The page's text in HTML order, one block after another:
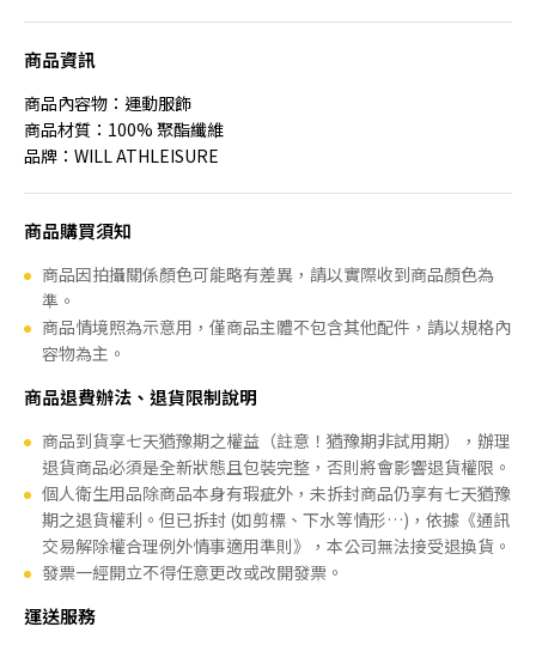
商品資訊
商品內容物：運動服飾
商品材質：100% 聚酯纖維
品牌：WILL ATHLEISURE
商品購買須知
商品因拍攝關係顏色可能略有差異，請以實際收到商品顏色為
準。
商品情境照為示意用，僅商品主體不包含其他配件，請以規格內
容物為主。
商品退費辦法、退貨限制說明
商品到貨享七天猶豫期之權益（註意！猶豫期非試用期），辦理
退貨商品必須是全新狀態且包裝完整，否則將會影響退貨權限。
個人衛生用品除商品本身有瑕疵外，未拆封商品仍享有七天猶豫
期之退貨權利。但已拆封 (如剪標、下水等情形…)，依據《通訊
交易解除權合理例外情事適用準則》，本公司無法接受退換貨。
發票一經開立不得任意更改或改開發票。
運送服務